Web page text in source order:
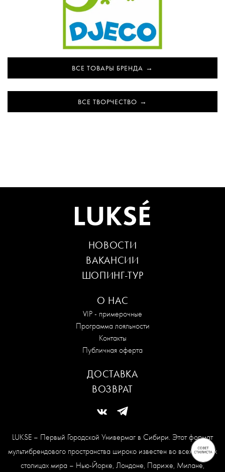
ВСЕ ТОВАРЫ БРЕНДА
ВСЕ ТВОРЧЕСТВО
LUKSE – Первый Городской Универмаг в Сибири. Этот формат
мультибрендового пространства широко известен во всех модных
столицах мира – Нью-Йорке, Лондоне, Париже, Милане,
О НАС
VIP - примерочные
Программа лояльности
Контакты
Публичная оферта
НОВОСТИ
ВАКАНСИИ
ШОПИНГ-ТУР
ДОСТАВКА
ВОЗВРАТ